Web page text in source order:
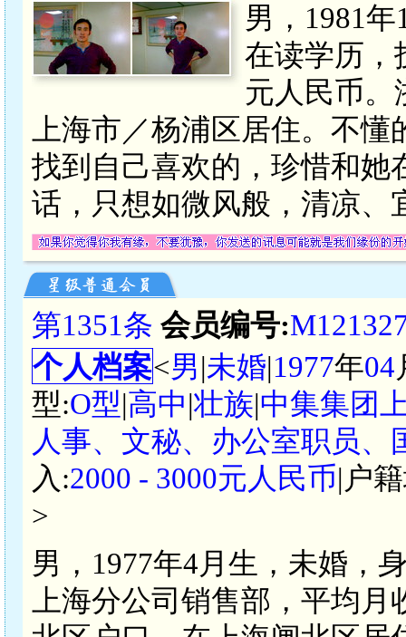
男，1981
在读学历，
元人民币。
上海市／杨浦区居住。不
找到自己喜欢的，珍惜和她
话，只想如微风般，清凉、
第1351条 会员编号:
个人档案<男|未婚|1977年04
型:O型|高中|壮族|中集集团
人事、文秘、办公室职员、
入:2000 - 3000元人民币|户
>
男，1977年4月生，未婚，
上海分公司销售部，平均